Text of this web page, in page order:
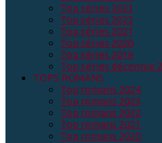
Top séries 2023
Top séries 2022
Top séries 2021
Top séries 2020
Top séries 2019
Top séries décennie
TOPS ROMANS
Top romans 2024
Top romans 2023
Top romans 2022
Top romans 2021
Top romans 2020